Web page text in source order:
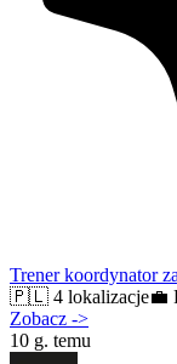
Trener koordynator
🇵🇱 4 lokalizacje💼
Zobacz ->
10 g. temu